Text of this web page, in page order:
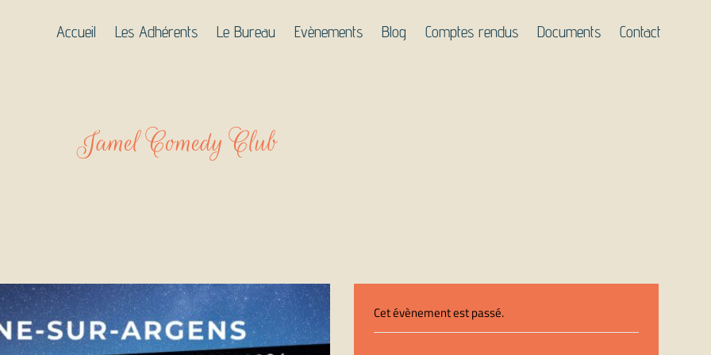
Accueil Les Adhérents Le Bureau Evènements Blog Comptes rendus Documents Contact
Jamel Comedy Club
Cet évènement est passé.